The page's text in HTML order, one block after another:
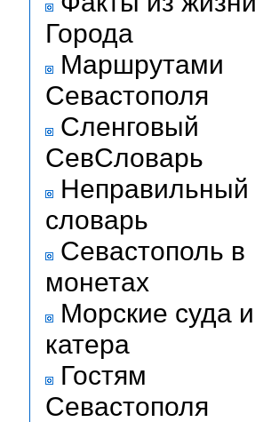
Города
Маршрутами
Севастополя
Сленговый
СевСловарь
Неправильный
словарь
Севастополь в
монетах
Морские суда и
катера
Гостям
Севастополя